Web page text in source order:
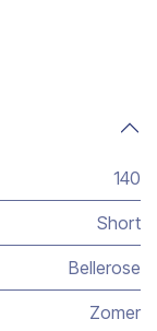
140
Short
Bellerose
Zomer